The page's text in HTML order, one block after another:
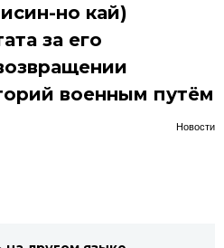
繁體字
но кай)
за его
военным путём
Новости